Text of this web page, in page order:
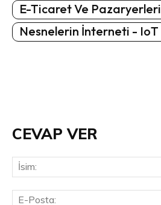
E-Ticaret Ve Pazaryerleri
Nesnelerin İnterneti - IoT
CEVAP VER